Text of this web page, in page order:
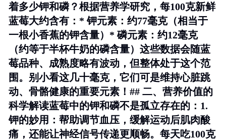
着多少钾和磷？根据营养学研究，每100克新鲜
蓝莓大约含有：*钾元素 ：约77毫克（相当于
一根小香蕉的钾含量）* 磷元素 ：约12毫克
（约等于半杯牛奶的磷含量）这些数据会随蓝
莓品种、成熟度略有波动，但整体处于这个范
围。别小看这几十毫克，它们可是维持心脏跳
动、骨骼健康的重要元素！## 二、营养价值的
科学解读蓝莓中的钾和磷不是孤立存在的：1.
钾的妙用 ：帮助调节血压，缓解运动后肌肉酸
痛，还能让神经信号传递更顺畅。每天吃100克